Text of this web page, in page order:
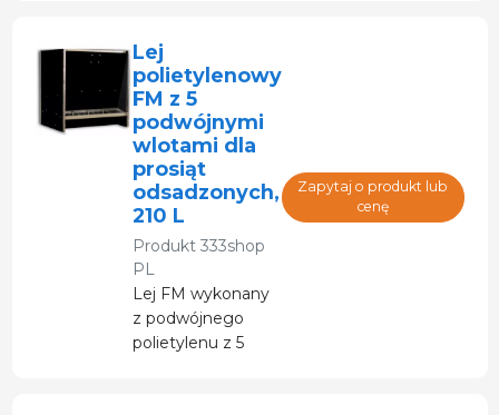
Lej
polietylenowy
FM z 5
podwójnymi
wlotami dla
prosiąt
odsadzonych,
210 L
Produkt 333shop
PL
Lej FM wykonany
z podwójnego
polietylenu z 5
Zapytaj o produkt lub
cenę